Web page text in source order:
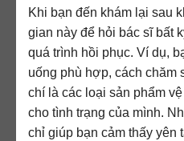
Khi bạn đến khám lại sau
gian này để hỏi bác sĩ bất
quá trình hồi phục. Ví dụ,
uống phù hợp, cách chăm
chí là các loại sản phẩm
cho tình trạng của mình.
chỉ giúp bạn cảm thấy yên